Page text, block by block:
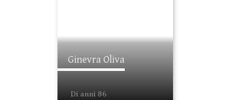
Ginevra Oliva
Di anni 86